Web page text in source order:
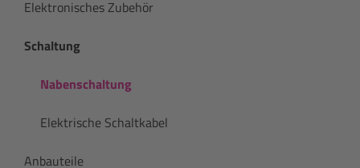
Elektronisches Zubehör
Schaltung
Nabenschaltung
Elektrische Schaltkabel
Anbauteile